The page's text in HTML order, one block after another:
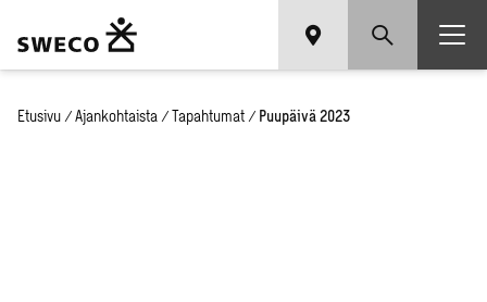
Etusivu / Ajankohtaista / Tapahtumat / Puupäivä 2023